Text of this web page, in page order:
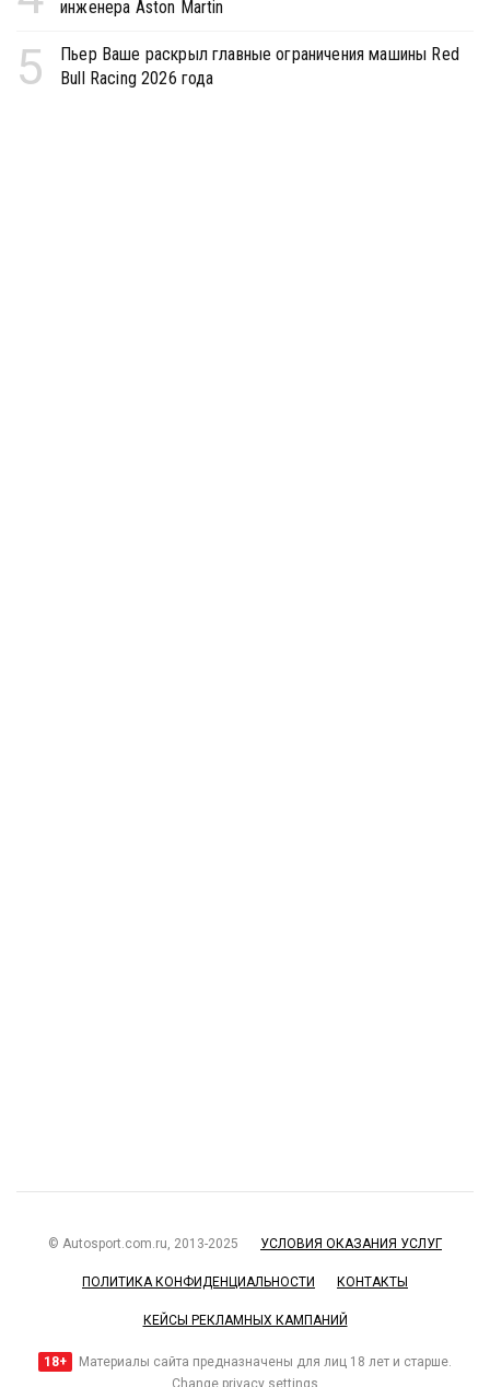
инженера Aston Martin
5
Пьер Ваше раскрыл главные ограничения машины Red
Bull Racing 2026 года
© Autosport.com.ru, 2013-2025 УСЛОВИЯ ОКАЗАНИЯ УСЛУГ
ПОЛИТИКА КОНФИДЕНЦИАЛЬНОСТИ КОНТАКТЫ
КЕЙСЫ РЕКЛАМНЫХ КАМПАНИЙ
18+
Материалы сайта предназначены для лиц 18 лет и старше.
Change privacy settings